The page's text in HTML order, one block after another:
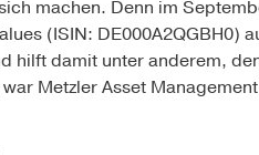
machen. Denn im
(ISIN:
hilft damit unter anderem,
Metzler Asset